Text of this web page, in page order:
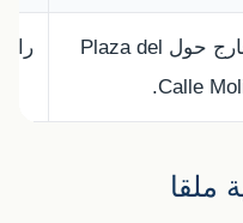
مناسبة جدًا من الخارج حول Plaza del
ملقا